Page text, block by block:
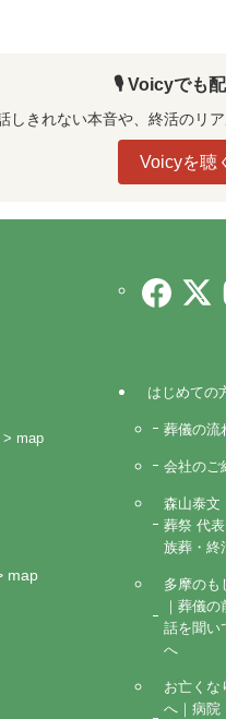
🎙️ Voicyでも
しきれない本音や、終活のリ
Voicyを聴
> map
map
はじめての
葬儀の流
会社のご
森山泰文
葬祭 代
族葬・終
多摩のも
｜葬儀
話を聞い
へ
お亡くな
へ｜病院